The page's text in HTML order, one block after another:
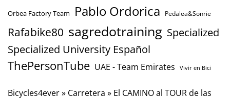
Orbea Factory Team Pablo Ordorica Pedalea&Sonrie
Rafabike80 sagredotraining Specialized
Specialized University Español
ThePersonTube UAE - Team Emirates Vivir en Bici
Bicycles4ever» Carretera » El CAMINO al TOUR de las